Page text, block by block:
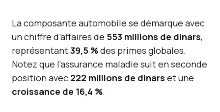
La composante automobile se démarque avec
un chiffre d’affaires de 553 millions de dinars,
représentant39,5 %des primes globales.
Notez que l’assurance maladie suit en seconde
position avec 222 millions de dinars et une
croissance de 16,4 %.